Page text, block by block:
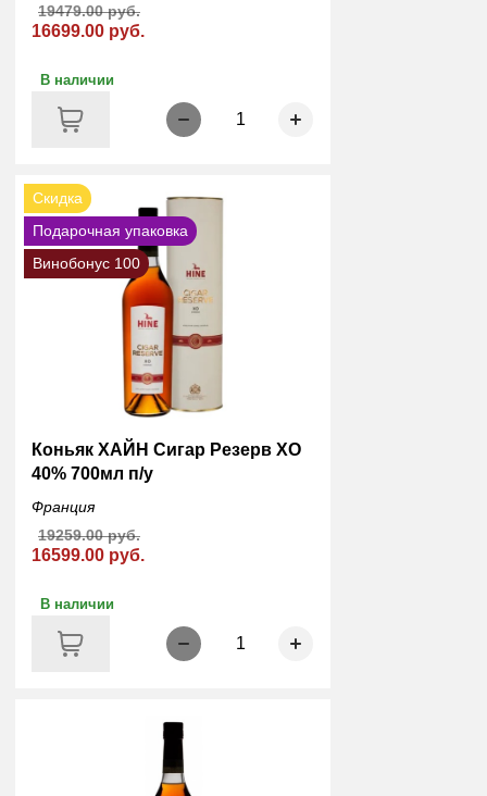
16699.00 руб.
19479.00 руб.
В наличии
1
Скидка
Подарочная упаковка
Винобонус 100
Коньяк ХАЙН Сигар Резерв ХО
40% 700мл п/у
Франция
16599.00 руб.
19259.00 руб.
В наличии
1